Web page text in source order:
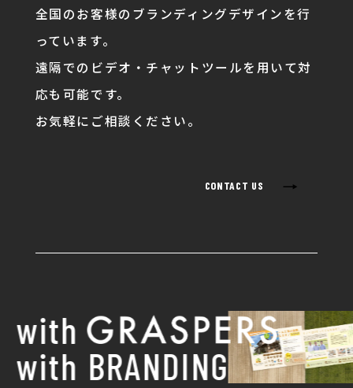
全国のお客様のブランディングデザインを行
っています。
遠隔でのビデオ・チャットツールを用いて対
応も可能です。
お気軽にご相談ください。
CONTACT US →
with
with BRANDING